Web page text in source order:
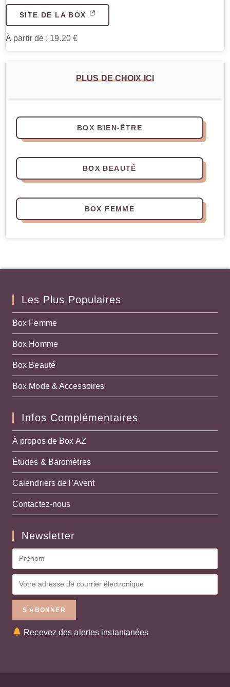
SITE DE LA BOX
À partir de : 19.20 €
PLUS DE CHOIX ICI
BOX BIEN-ÊTRE
BOX BEAUTÉ
BOX FEMME
Les Plus Populaires
Box Femme
Box Homme
Box Beauté
Box Mode & Accessoires
Infos Complémentaires
À propos de Box AZ
Études & Baromètres
Calendriers de l’Avent
Contactez-nous
Newsletter
Recevez des alertes instantanées